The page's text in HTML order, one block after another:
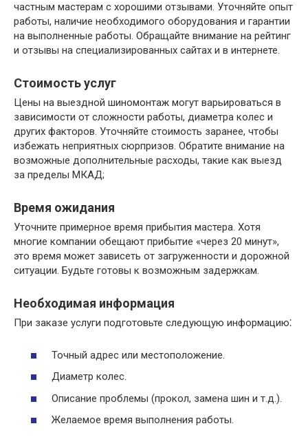
частным мастерам с хорошими отзывами. Уточняйте опыт
работы, наличие необходимого оборудования и гарантии
на выполненные работы. Обращайте внимание на рейтинг
и отзывы на специализированных сайтах и в интернете.
Стоимость услуг
Цены на выездной шиномонтаж могут варьироваться в
зависимости от сложности работы, диаметра колес и
других факторов. Уточняйте стоимость заранее, чтобы
избежать неприятных сюрпризов. Обратите внимание на
возможные дополнительные расходы, такие как выезд
за пределы МКАД;
Время ожидания
Уточните примерное время прибытия мастера. Хотя
многие компании обещают прибытие «через 20 минут»,
это время может зависеть от загруженности и дорожной
ситуации. Будьте готовы к возможным задержкам.
Необходимая информация
При заказе услуги подготовьте следующую информацию⁚
Точный адрес или местоположение.
Диаметр колес.
Описание проблемы (прокол, замена шин и т.д.).
Желаемое время выполнения работы.